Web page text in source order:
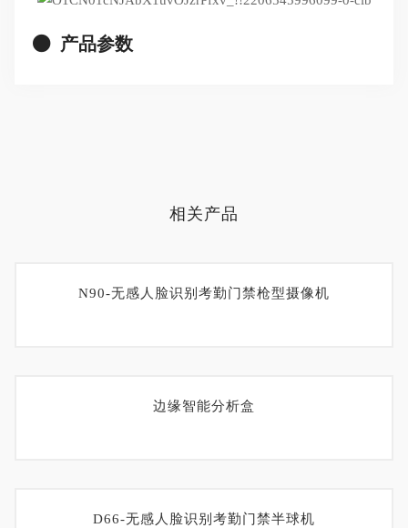
产品参数
相关产品
N90-无感人脸识别考勤门禁枪型摄像机
边缘智能分析盒
D66-无感人脸识别考勤门禁半球机